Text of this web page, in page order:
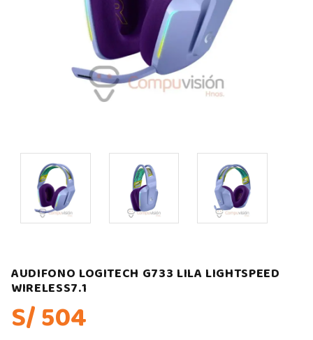
AUDIFONO LOGITECH G733 LILA LIGHTSPEED
WIRELESS7.1
S/ 504